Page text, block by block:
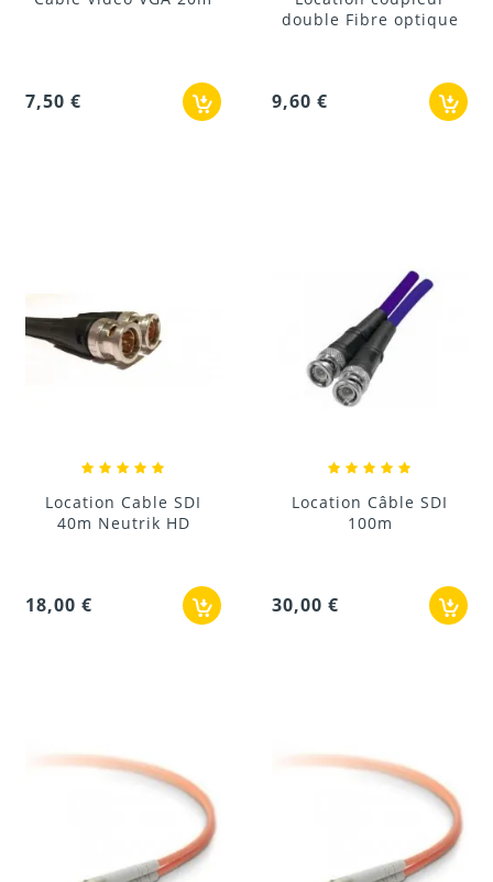
7,50 €
double Fibre optique
9,60 €
Location Cable SDI
40m Neutrik HD
18,00 €
Location Câble SDI
100m
30,00 €